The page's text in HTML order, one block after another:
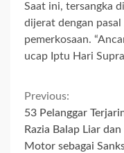
Saat ini, tersangka
dijerat dengan
pemerkosaan.
ucap Iptu Hari
Continue
Reading
Previous:
53 Pelanggar
Razia Balap Liar
Motor sebagai